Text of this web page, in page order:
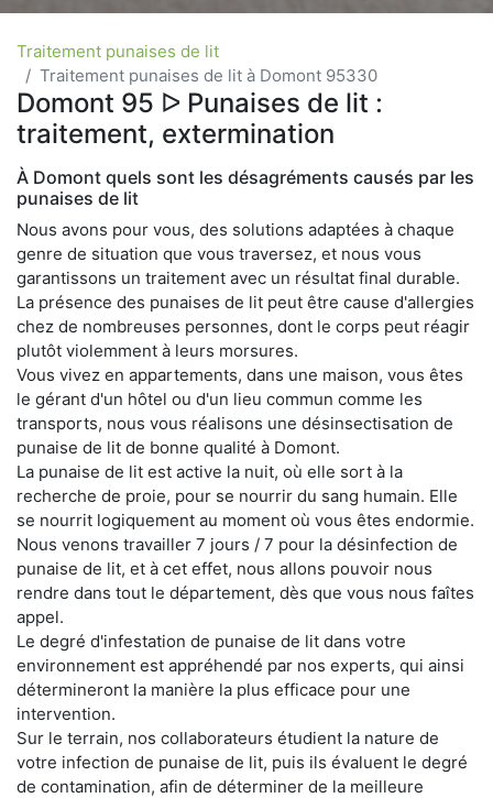
Traitement punaises de lit
Traitement punaises de lit à Domont 95330
Domont 95 ᐅ Punaises de lit :
traitement, extermination
À Domont quels sont les désagréments causés par les
punaises de lit
Nous avons pour vous, des solutions adaptées à chaque
genre de situation que vous traversez, et nous vous
garantissons un traitement avec un résultat final durable.
La présence des punaises de lit peut être cause d'allergies
chez de nombreuses personnes, dont le corps peut réagir
plutôt violemment à leurs morsures.
Vous vivez en appartements, dans une maison, vous êtes
le gérant d'un hôtel ou d'un lieu commun comme les
transports, nous vous réalisons une désinsectisation de
punaise de lit de bonne qualité à Domont.
La punaise de lit est active la nuit, où elle sort à la
recherche de proie, pour se nourrir du sang humain. Elle
se nourrit logiquement au moment où vous êtes endormie.
Nous venons travailler 7 jours / 7 pour la désinfection de
punaise de lit, et à cet effet, nous allons pouvoir nous
rendre dans tout le département, dès que vous nous faîtes
appel.
Le degré d'infestation de punaise de lit dans votre
environnement est appréhendé par nos experts, qui ainsi
détermineront la manière la plus efficace pour une
intervention.
Sur le terrain, nos collaborateurs étudient la nature de
votre infection de punaise de lit, puis ils évaluent le degré
de contamination, afin de déterminer de la meilleure